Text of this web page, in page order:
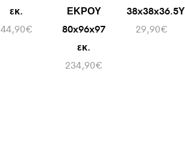
εκ.
44,90€
ΕΚΡΟΥ
80x96x97
εκ.
234,90€
29,90€